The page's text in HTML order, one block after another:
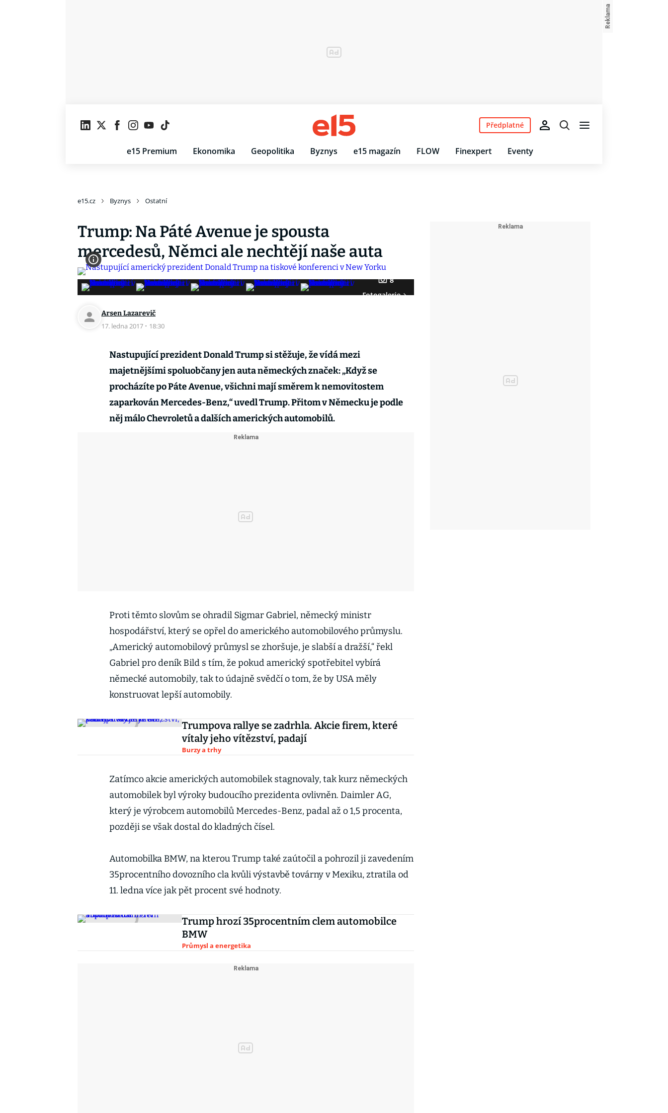
e15 Premium Ekonomika Geopolitika Byznys e15 magazín FLOW Finexpert Eventy
Předplatné
e15.cz Byznys Ostatní
Trump: Na Páté Avenue je spousta
mercedesů, Němci ale nechtějí naše auta
8
Fotogalerie
Arsen Lazarevič
17. ledna 2017 · 18:30
Nastupující prezident Donald Trump si stěžuje, že vídá mezi
majetnějšími spoluobčany jen auta německých značek: „Když se
procházíte po Páte Avenue, všichni mají směrem k nemovitostem
zaparkován Mercedes-Benz,“ uvedl Trump. Přitom v Německu je podle
něj málo Chevroletů a dalších amerických automobilů.
Proti těmto slovům se ohradil Sigmar Gabriel, německý ministr
hospodářství, který se opřel do amerického automobilového průmyslu.
„Americký automobilový průmysl se zhoršuje, je slabší a dražší,“ řekl
Gabriel pro deník Bild s tím, že pokud americký spotřebitel vybírá
německé automobily, tak to údajně svědčí o tom, že by USA měly
konstruovat lepší automobily.
Trumpova rallye se zadrhla. Akcie firem, které
vítaly jeho vítězství, padají
Burzy a trhy
Zatímco akcie amerických automobilek stagnovaly, tak kurz německých
automobilek byl výroky budoucího prezidenta ovlivněn. Daimler AG,
který je výrobcem automobilů Mercedes-Benz, padal až o 1,5 procenta,
později se však dostal do kladných čísel.
Automobilka BMW, na kterou Trump také zaútočil a pohrozil ji zavedením
35procentního dovozního cla kvůli výstavbě továrny v Mexiku, ztratila od
11. ledna více jak pět procent své hodnoty.
Trump hrozí 35procentním clem automobilce
BMW
Průmysl a energetika